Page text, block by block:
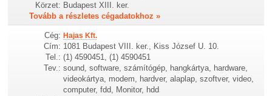
Körzet: Budapest XIII. ker.
Tovább a részletes cégadatokhoz »
Cég: Hajas Kft.
Cím: 1081 Budapest VIII. ker., Kiss József U. 10.
Tel.: (1) 4590451, (1) 4590451
Tev.: sound, software, számítógép, hangkártya, hardware,
videokártya, modem, hardver, alaplap, szoftver, video,
computer, fdd, Monitor, hdd